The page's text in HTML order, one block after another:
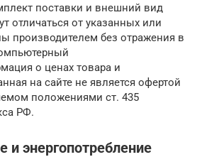
поставки и внешний вид
отличаться от указанных или
производителем без отражения в
о ценах товара и
на сайте не является офертой
положениями ст. 435
РФ.
и энергопотребление